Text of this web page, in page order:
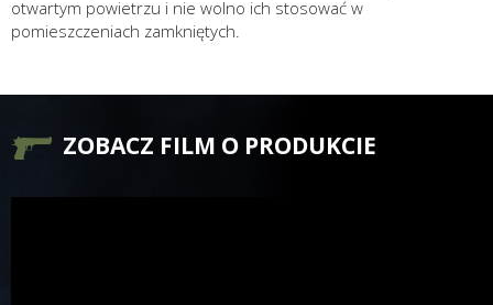
otwartym powietrzu i nie wolno ich stosować w
pomieszczeniach zamkniętych.
ZOBACZ FILM O PRODUKCIE